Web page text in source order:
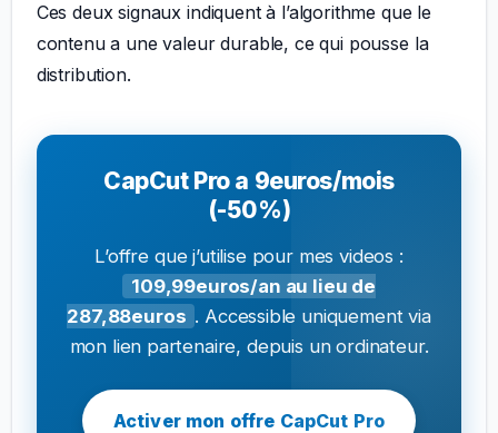
Ces deux signaux indiquent à l’algorithme que le
contenu a une valeur durable, ce qui pousse la
distribution.
CapCut Pro a 9euros/mois
(-50%)
L’offre que j’utilise pour mes videos :
109,99euros/an au lieu de
287,88euros . Accessible uniquement via
mon lien partenaire, depuis un ordinateur.
Activer mon offre CapCut Pro